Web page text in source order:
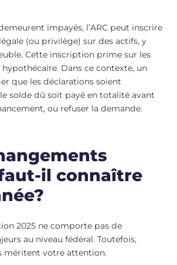
impayés, l’ARC peut inscrire
(ou privilège) sur des actifs, y
Cette inscription prime sur les
Dans ce contexte, un
que les déclarations soient
solde dû soit payé en totalité avant
ou refuser la demande.
il connaître
2025 ne comporte pas de
au niveau fédéral. Toutefois,
méritent votre attention.